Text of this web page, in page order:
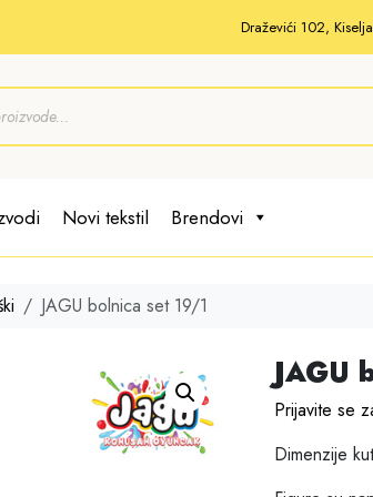
Draževići 102,
Novi tekstil Brendovi
JAGU bolnica set 19/1
JAGU
Prijavite se
Dimenzije